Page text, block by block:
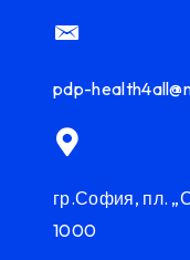
pdp-
гр.София, пл.
1000